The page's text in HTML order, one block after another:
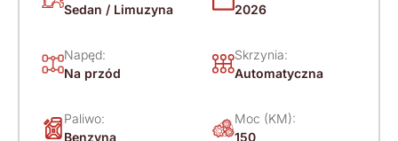
Sedan / Limuzyna
2026
Napęd:
Na przód
Skrzynia:
Automatyczna
Paliwo:
Benzyna
Moc (KM):
150